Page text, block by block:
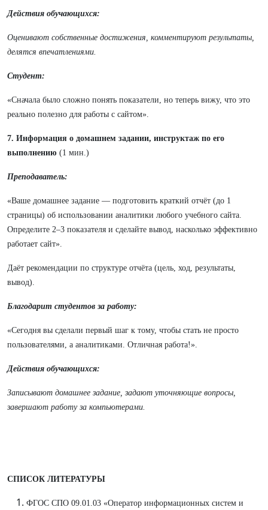
Действия обучающихся:
Оценивают собственные достижения, комментируют результаты,
делятся впечатлениями.
Студент:
«Сначала было сложно понять показатели, но теперь вижу, что это
реально полезно для работы с сайтом».
7. Информация о домашнем задании, инструктаж по его
выполнению (1 мин.)
Преподаватель:
«Ваше домашнее задание — подготовить краткий отчёт (до 1
страницы) об использовании аналитики любого учебного сайта.
Определите 2–3 показателя и сделайте вывод, насколько эффективно
работает сайт».
Даёт рекомендации по структуре отчёта (цель, ход, результаты,
вывод).
Благодарит студентов за работу:
«Сегодня вы сделали первый шаг к тому, чтобы стать не просто
пользователями, а аналитиками. Отличная работа!».
Действия обучающихся:
Записывают домашнее задание, задают уточняющие вопросы,
завершают работу за компьютерами.
СПИСОК ЛИТЕРАТУРЫ
ФГОС СПО 09.01.03 «Оператор информационных систем и